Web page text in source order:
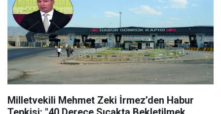
Milletvekili Mehmet Zeki İrmez’den Habur